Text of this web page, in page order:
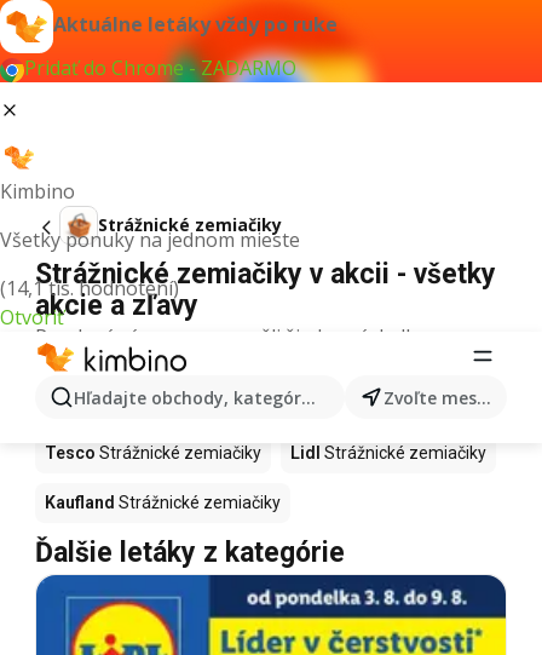
Aktuálne letáky vždy po ruke
Pridať do Chrome - ZADARMO
Kimbino
Všetky ponuky na jednom mieste
(14,1 tis. hodnotení)
Otvoriť
Hľadajte obchody, kategórie, produkty... Zvoľte mesto
Strážnické zemiačiky
Strážnické zemiačiky v akcii - všetky
akcie a zľavy
Pre daný výraz sme nenašli žiadne výsledky.
Strážnické zemiačiky v akcii - Kde
kúpiť?
Tesco Strážnické zemiačiky Lidl Strážnické zemiačiky
Kaufland Strážnické zemiačiky
Ďalšie letáky z kategórie